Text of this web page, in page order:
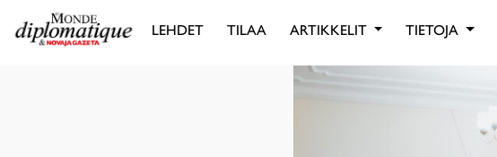
LEHDET TILAA ARTIKKELIT TIETOJA